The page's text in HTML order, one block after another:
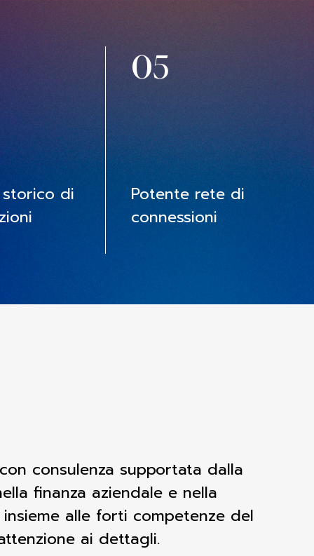
di
05
Potente rete di
connessioni
consulenza supportata dalla
finanza aziendale e nella
alle forti competenze del
ai dettagli.